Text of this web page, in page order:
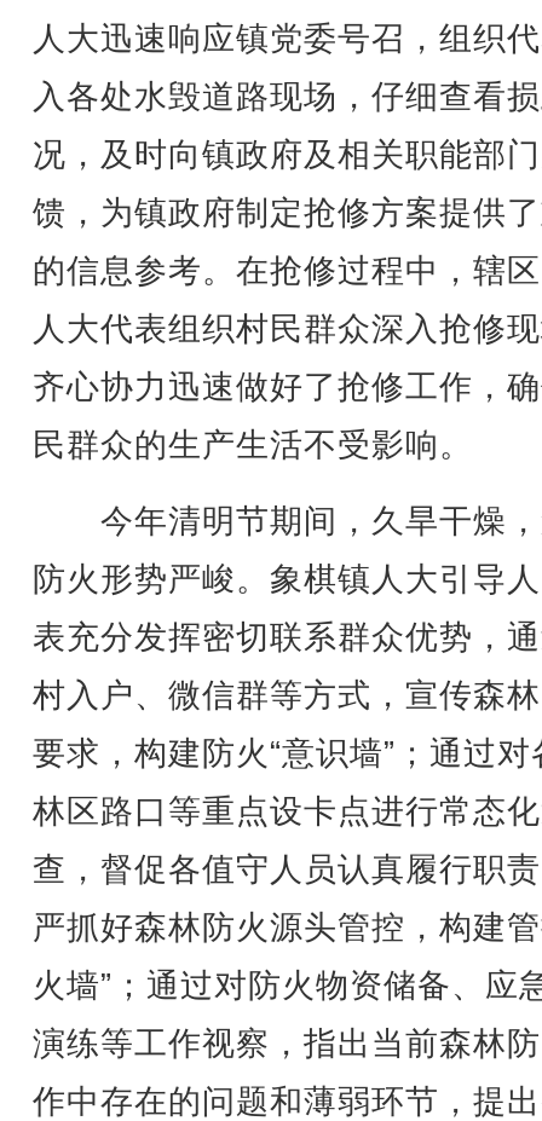
人大迅速响应镇党委号召，组织
入各处水毁道路现场，仔细查看
况，及时向镇政府及相关职能部
馈，为镇政府制定抢修方案提供
的信息参考。在抢修过程中，辖
人大代表组织村民群众深入抢修
齐心协力迅速做好了抢修工作，
民群众的生产生活不受影响。
今年清明节期间，久旱干燥
防火形势严峻。象棋镇人大引导
表充分发挥密切联系群众优势，
村入户、微信群等方式，宣传森
要求，构建防火“意识墙”；通过对
林区路口等重点设卡点进行常态
查，督促各值守人员认真履行职
严抓好森林防火源头管控，构建
火墙”；通过对防火物资储备、应
演练等工作视察，指出当前森林
作中存在的问题和薄弱环节，提